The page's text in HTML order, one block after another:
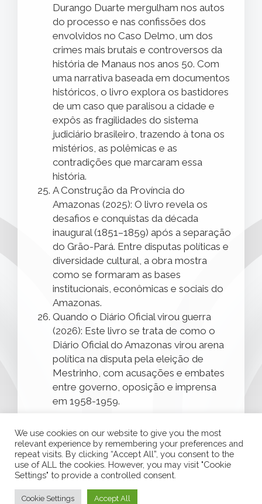
Durango Duarte mergulham nos autos
do processo e nas confissões dos
envolvidos no Caso Delmo, um dos
crimes mais brutais e controversos da
história de Manaus nos anos 50. Com
uma narrativa baseada em documentos
históricos, o livro explora os bastidores
de um caso que paralisou a cidade e
expôs as fragilidades do sistema
judiciário brasileiro, trazendo à tona os
mistérios, as polêmicas e as
contradições que marcaram essa
história.
A Construção da Província do
Amazonas (2025): O livro revela os
desafios e conquistas da década
inaugural (1851–1859) após a separação
do Grão-Pará. Entre disputas políticas e
diversidade cultural, a obra mostra
como se formaram as bases
institucionais, econômicas e sociais do
Amazonas.
Quando o Diário Oficial virou guerra
(2026): Este livro se trata de como o
Diário Oficial do Amazonas virou arena
política na disputa pela eleição de
Mestrinho, com acusações e embates
entre governo, oposição e imprensa
em 1958-1959.
We use cookies on our website to give you the most
relevant experience by remembering your preferences and
repeat visits. By clicking “Accept All”, you consent to the
use of ALL the cookies. However, you may visit "Cookie
Settings" to provide a controlled consent.
Cookie Settings Accept All